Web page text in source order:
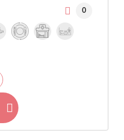
0